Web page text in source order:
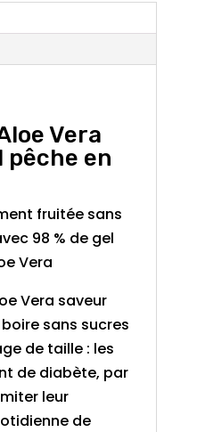
Vera
pêche en
fruitée sans
98 % de gel
Vera
Vera saveur
sans sucres
de taille : les
de diabète, par
leur
de